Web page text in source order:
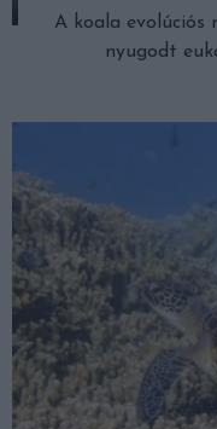
A koala
nyugodt